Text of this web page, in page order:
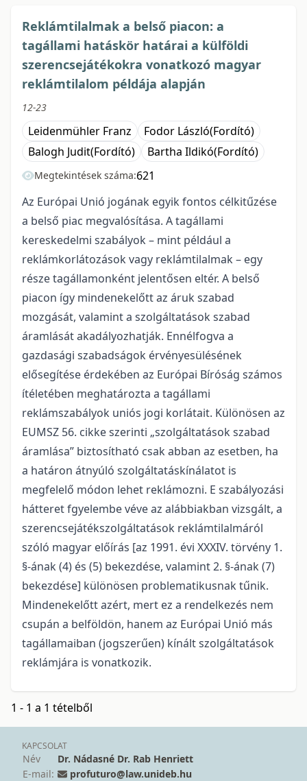
Reklámtilalmak a belső piacon: a
tagállami hatáskör határai a külföldi
szerencsejátékokra vonatkozó magyar
reklámtilalom példája alapján
12-23
Leidenmühler Franz Fodor László(Fordító)
Balogh Judit(Fordító) Bartha Ildikó(Fordító)
Megtekintések száma:621
Az Európai Unió jogának egyik fontos célkitűzése
a belső piac megvalósítása. A tagállami
kereskedelmi szabályok – mint például a
reklámkorlátozások vagy reklámtilalmak – egy
része tagállamonként jelentősen eltér. A belső
piacon így mindenekelőtt az áruk szabad
mozgását, valamint a szolgáltatások szabad
áramlásátakadályozhatják. Ennélfogva a
gazdasági szabadságok érvényesülésének
elősegítése érdekében az Európai Bíróság számos
ítéletében meghatározta a tagállami
reklámszabályok uniós jogi korlátait. Különösen az
EUMSZ 56. cikke szerinti „szolgáltatások szabad
áramlása” biztosítható csak abban az esetben, ha
a határon átnyúló szolgáltatáskínálatot is
megfelelő módon lehet reklámozni. E szabályozási
hátteret fgyelembe véve az alábbiakban vizsgált, a
szerencsejátékszolgáltatások reklámtilalmáról
szóló magyar előírás [az 1991. évi XXXIV. törvény 1.
§-ának (4) és (5) bekezdése, valamint 2. §-ának (7)
bekezdése] különösen problematikusnak tűnik.
Mindenekelőtt azért, mert ez a rendelkezés nem
csupán a belföldön, hanem az Európai Unió más
tagállamaiban (jogszerűen) kínált szolgáltatások
reklámjára is vonatkozik.
1 - 1 a 1 tételből
KAPCSOLAT
Név
Dr. Nádasné Dr. Rab Henriett
E-mail:
profuturo@law.unideb.hu